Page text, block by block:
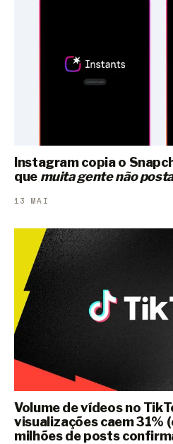
Instagram copia o
que muita gente não
13 MAI
Volume de vídeos no
visualizações caem 31%
milhões de posts